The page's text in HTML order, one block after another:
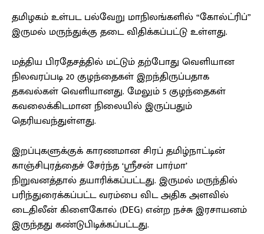
தமிழகம் உள்பட பல்வேறு மாநிலங்களில் “கோல்ட்ரிப்”
இருமல் மருந்துக்கு தடை விதிக்கப்பட்டு உள்ளது.
மத்திய பிரதேசத்தில் மட்டும் தற்போது வெளியான
நிலவரப்படி 20 குழந்தைகள் இறந்திருப்பதாக
தகவல்கள் வெளியானது. மேலும் 5 குழந்தைகள்
கவலைக்கிடமான நிலையில் இருப்பதும்
தெரியவந்துள்ளது.
இறப்புகளுக்குக் காரணமான சிரப் தமிழ்நாட்டின்
காஞ்சிபுரத்தைச் சேர்ந்த ‘ஸ்ரீசன் பார்மா’
நிறுவனத்தால் தயாரிக்கப்பட்டது. இருமல் மருந்தில்
பரிந்துரைக்கப்பட்ட வரம்பை விட அதிக அளவில்
டைதிலீன் கிளைகோல் (DEG) என்ற நச்சு இரசாயனம்
இருந்தது கண்டுபிடிக்கப்பட்டது.